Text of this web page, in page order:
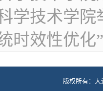
学技术学院
时效性优化
版权所有：